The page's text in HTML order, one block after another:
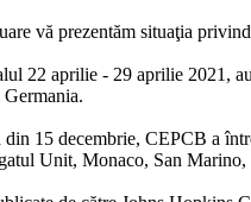
vă prezentăm situaţia
22 aprilie - 29 aprilie 2021,
Germania.
din 15 decembrie, CEPCB a
Unit, Monaco, San